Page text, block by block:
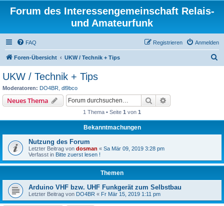
Forum des Interessengemeinschaft Relais-
und Amateurfunk
FAQ Anmelden
Registrieren
Foren-Übersicht UKW / Technik + Tips
UKW / Technik + Tips
Moderatoren: DO4BR dl9bco
Neues Thema Suche
1 Thema • Seite 1 von 1
Bekanntmachungen
Nutzung des Forum
Letzter Beitrag von dosman « Sa Mär 09, 2019 3:28 pm
Verfasst in Bitte zuerst lesen !
Themen
Arduino VHF bzw. UHF Funkgerät zum Selbstbau
Letzter Beitrag von DO4BR « Fr Mär 15, 2019 1:11 pm